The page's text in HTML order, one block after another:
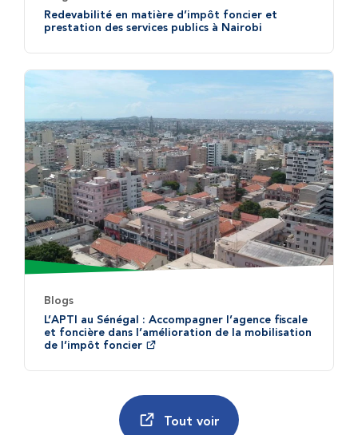
Redevabilité en matière d’impôt foncier et
prestation des services publics à Nairobi
Blogs
L’APTI au Sénégal : Accompagner l’agence fiscale
et foncière dans l’amélioration de la mobilisation
de l’impôt foncier
Tout voir